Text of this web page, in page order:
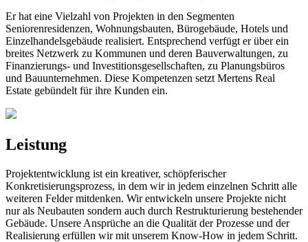
Er hat eine Vielzahl von Projekten in den Segmenten
Seniorenresidenzen, Wohnungsbauten, Bürogebäude, Hotels und
Einzelhandelsgebäude realisiert. Entsprechend verfügt er über ein
breites Netzwerk zu Kommunen und deren Bauverwaltungen, zu
Finanzierungs- und Investitionsgesellschaften, zu Planungsbüros
und Bauunternehmen. Diese Kompetenzen setzt Mertens Real
Estate gebündelt für ihre Kunden ein.
Leistung
Projektentwicklung ist ein kreativer, schöpferischer
Konkretisierungsprozess, in dem wir in jedem einzelnen Schritt alle
weiteren Felder mitdenken. Wir entwickeln unsere Projekte nicht
nur als Neubauten sondern auch durch Restrukturierung bestehender
Gebäude. Unsere Ansprüche an die Qualität der Prozesse und der
Realisierung erfüllen wir mit unserem Know-How in jedem Schritt.